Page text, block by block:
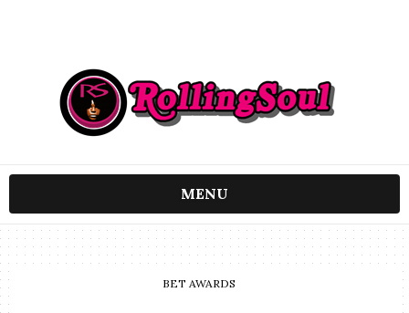
MENU
BET AWARDS